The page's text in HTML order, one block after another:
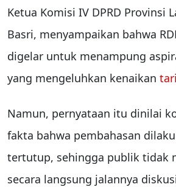
Ketua Komisi IV DPRD Provinsi
Basri, menyampaikan bahwa
digelar untuk menampung
yang mengeluhkan kenaikan
Namun, pernyataan itu dinilai
fakta bahwa pembahasan
tertutup, sehingga publik tidak
secara langsung jalannya